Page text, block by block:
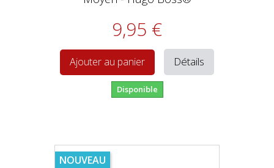
9,95 €
Ajouter au panier Détails
Disponible
NOUVEAU